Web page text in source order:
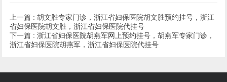
上一篇 : 胡文胜专家门诊，浙江省妇保医院胡文胜预约挂号，浙江
省妇保医院胡文胜，浙江省妇保医院代挂号
下一篇 : 浙江省妇保医院胡燕军网上预约挂号，胡燕军专家门诊，
浙江省妇保医院胡燕军，浙江省妇保医院代挂号